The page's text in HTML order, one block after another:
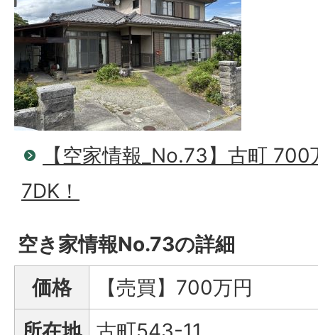
【空家情報_No.73】古町
7DK！
空き家情報No.73の詳細
価格
【売買】700万円